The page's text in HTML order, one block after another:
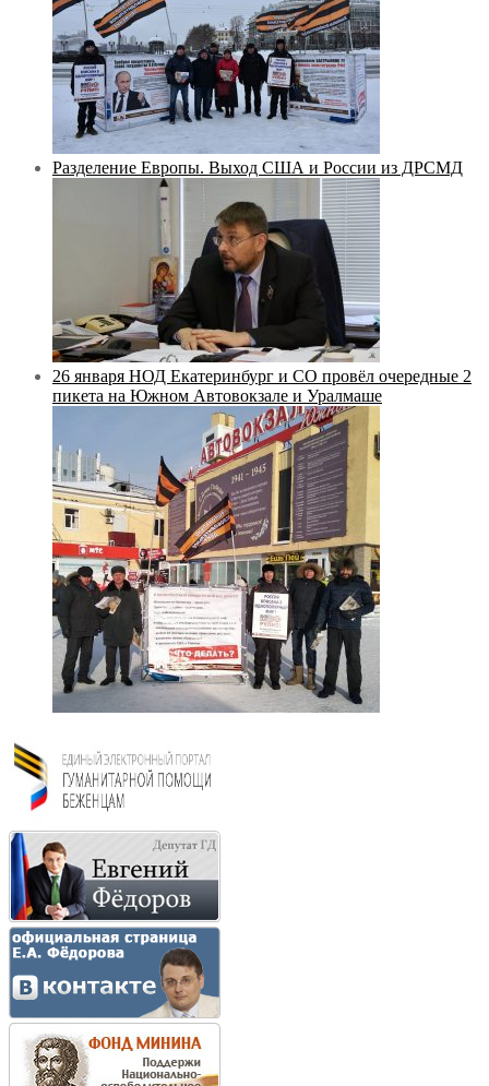
Разделение Европы. Выход США и России из ДРСМД
26 января НОД Екатеринбург и СО провёл очередные 2
пикета на Южном Автовокзале и Уралмаше